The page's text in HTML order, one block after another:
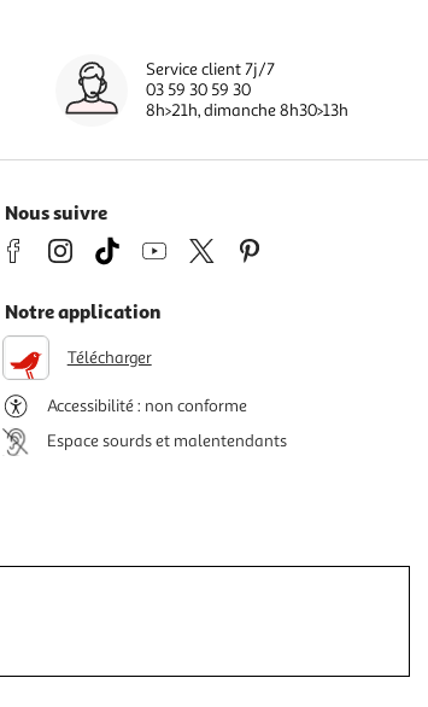
Service client 7j/7
03 59 30 59 30
8h>21h, dimanche 8h30>13h
Nous suivre
Notre application
Télécharger
Accessibilité : non conforme
Espace sourds et malentendants